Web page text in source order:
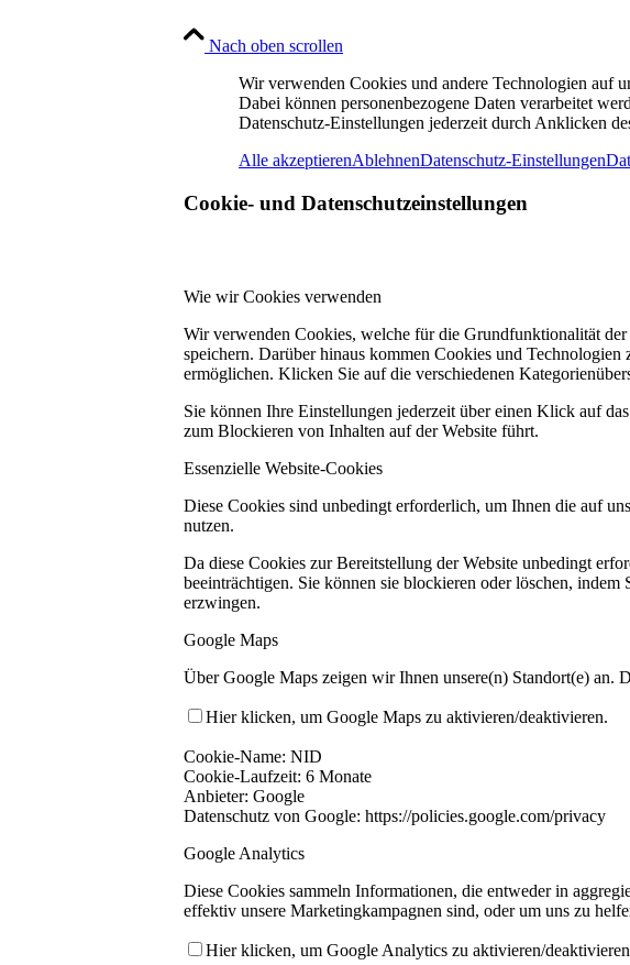
Nach oben scrollen
Wir verwenden Cookies und andere Technologien auf
Dabei können personenbezogene Daten verarbeitet
Datenschutz-Einstellungen jederzeit durch Anklicken
Alle akzeptierenAblehnenDatenschutz-Einstellungen
Cookie- und Datenschutzeinstellungen
Wie wir Cookies verwenden
Wir verwenden Cookies, welche für die Grundfunktionalität der
speichern. Darüber hinaus kommen Cookies und
ermöglichen. Klicken Sie auf die verschiedenen
Sie können Ihre Einstellungen jederzeit über einen Klick auf
zum Blockieren von Inhalten auf der Website führt.
Essenzielle Website-Cookies
Diese Cookies sind unbedingt erforderlich, um Ihnen die auf
nutzen.
Da diese Cookies zur Bereitstellung der Website unbedingt
beeinträchtigen. Sie können sie blockieren oder löschen,
erzwingen.
Google Maps
Über Google Maps zeigen wir Ihnen unsere(n) Standort(e) an.
Hier klicken, um Google Maps zu aktivieren/deaktivieren.
Cookie-Name: NID
Cookie-Laufzeit: 6 Monate
Anbieter: Google
Datenschutz von Google: https://policies.google.com/privacy
Google Analytics
Diese Cookies sammeln Informationen, die entweder in
effektiv unsere Marketingkampagnen sind, oder um uns zu
Hier klicken, um Google Analytics zu aktivieren/